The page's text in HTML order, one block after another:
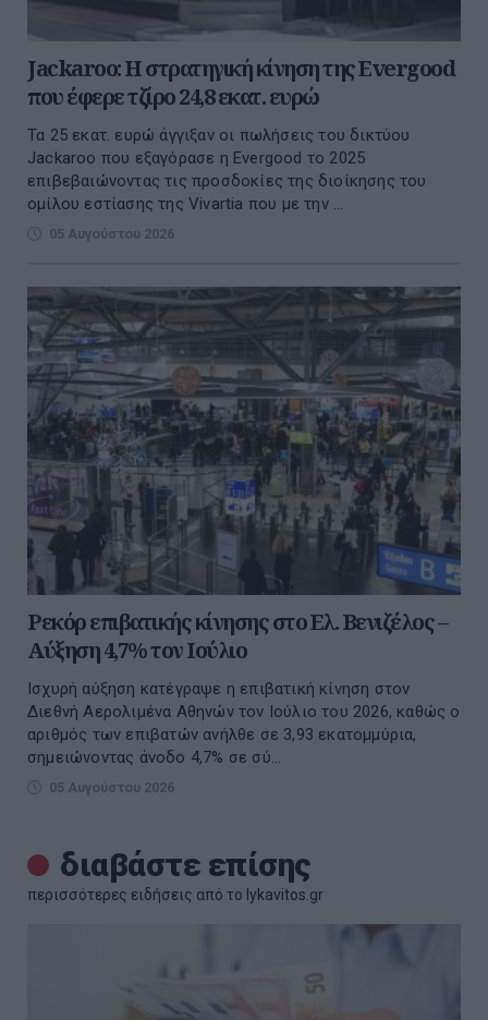
Jackaroo: Η στρατηγική κίνηση της Evergood
που έφερε τζίρο 24,8 εκατ. ευρώ
Τα 25 εκατ. ευρώ άγγιξαν οι πωλήσεις του δικτύου
Jackaroo που εξαγόρασε η Evergood το 2025
επιβεβαιώνοντας τις προσδοκίες της διοίκησης του
ομίλου εστίασης της Vivartia που με την ...
05 Αυγούστου 2026
Ρεκόρ επιβατικής κίνησης στο Ελ. Βενιζέλος –
Αύξηση 4,7% τον Ιούλιο
Ισχυρή αύξηση κατέγραψε η επιβατική κίνηση στον
Διεθνή Αερολιμένα Αθηνών τον Ιούλιο του 2026, καθώς ο
αριθμός των επιβατών ανήλθε σε 3,93 εκατομμύρια,
σημειώνοντας άνοδο 4,7% σε σύ...
05 Αυγούστου 2026
διαβάστε επίσης
περισσότερες ειδήσεις από το lykavitos.gr